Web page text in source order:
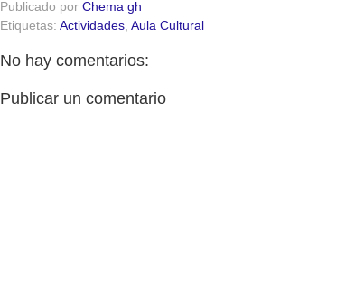
Publicado por Chema gh
Etiquetas: Actividades, Aula Cultural
No hay comentarios:
Publicar un comentario